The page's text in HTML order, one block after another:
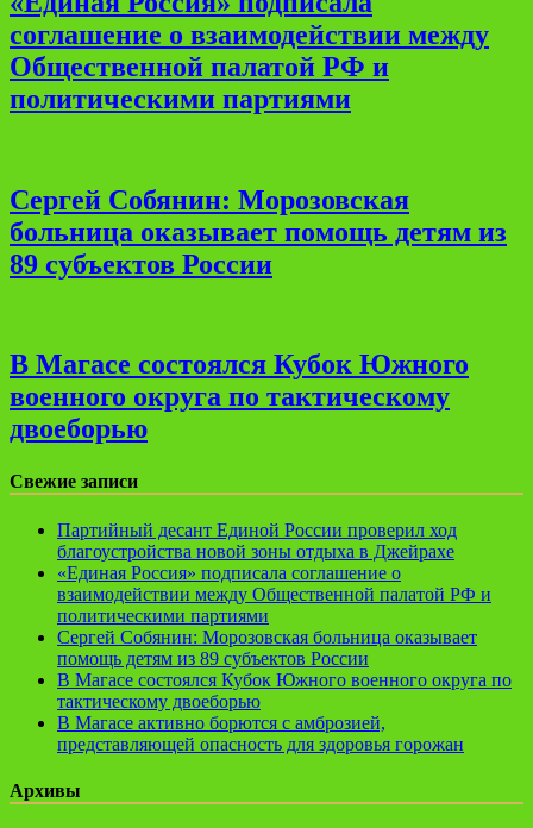
соглашение о взаимодействии между
Общественной палатой РФ и
политическими партиями
Сергей Собянин: Морозовская
больница оказывает помощь детям из
89 субъектов России
В Магасе состоялся Кубок Южного
военного округа по тактическому
двоеборью
Свежие записи
Партийный десант Единой России проверил ход
благоустройства новой зоны отдыха в Джейрахе
«Единая Россия» подписала соглашение о
взаимодействии между Общественной палатой РФ и
политическими партиями
Сергей Собянин: Морозовская больница оказывает
помощь детям из 89 субъектов России
В Магасе состоялся Кубок Южного военного округа по
тактическому двоеборью
В Магасе активно борются с амброзией,
представляющей опасность для здоровья горожан
Архивы